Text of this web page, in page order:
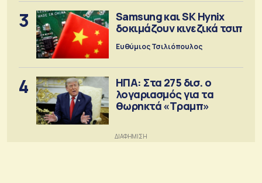
3
Samsung και SK Hynix
δοκιμάζουν κινεζικά τσιπ
Ευθύμιος Τσιλιόπουλος
4
ΗΠΑ: Στα 275 δισ. ο
λογαριασμός για τα
θωρηκτά «Τραμπ»